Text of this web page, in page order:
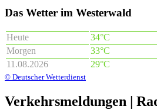
Das Wetter im Westerwald
Heute
34°C
Morgen
33°C
11.08.2026
29°C
© Deutscher Wetterdienst
Verkehrsmeldungen |